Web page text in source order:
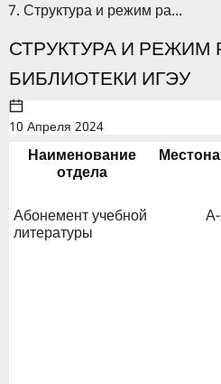
Структура и режим ра...
СТРУКТУРА И РЕЖИМ
БИБЛИОТЕКИ ИГЭУ
10 Апреля 2024
Наименование
отдела
Абонемент учебной
литературы